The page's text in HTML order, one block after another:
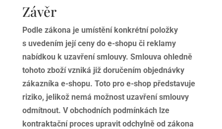
Závěr
Podle zákona je umístění konkrétní položky
s uvedením její ceny do e-shopu či reklamy
nabídkou k uzavření smlouvy. Smlouva ohledně
tohoto zboží vzniká již doručením objednávky
zákazníka e-shopu. Toto pro e-shop představuje
riziko, jelikož nemá možnost uzavření smlouvy
odmítnout. V obchodních podmínkách lze
kontraktační proces upravit odchylně od zákona